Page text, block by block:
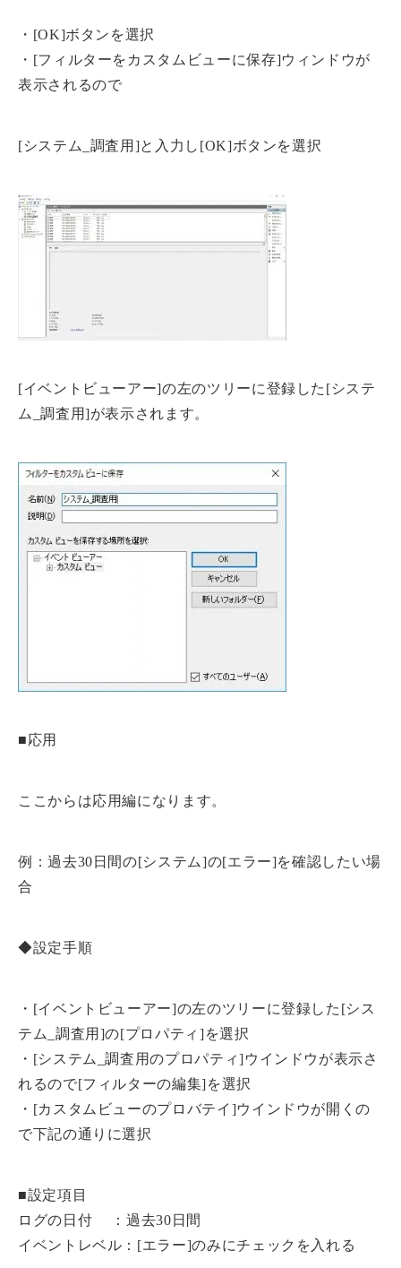
・[OK]ボタンを選択
・[フィルターをカスタムビューに保存]ウィンドウが
表示されるので
[システム_調査用]と入力し[OK]ボタンを選択
[イベントビューアー]の左のツリーに登録した[システ
ム_調査用]が表示されます。
■応用
ここからは応用編になります。
例：過去30日間の[システム]の[エラー]を確認したい場
合
◆設定手順
・[イベントビューアー]の左のツリーに登録した[シス
テム_調査用]の[プロパティ]を選択
・[システム_調査用のプロパティ]ウインドウが表示さ
れるので[フィルターの編集]を選択
・[カスタムビューのプロバテイ]ウインドウが開くの
で下記の通りに選択
■設定項目
ログの日付 ：過去30日間
イベントレベル：[エラー]のみにチェックを入れる